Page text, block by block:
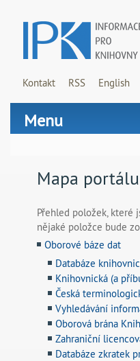
Kontakt RSS English
Menu
Mapa portálu
Přehled položek, které
nějaké položce bude
Oborové báze dat
Databáze
Knihovnická (a
Česká
Vyhledávání
Oborová brána
Zahraniční
Databáze zkratek